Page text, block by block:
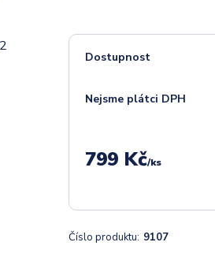
Dostupnost
Nejsme plátci DPH
799 Kč/ks
Číslo produktu: 9107